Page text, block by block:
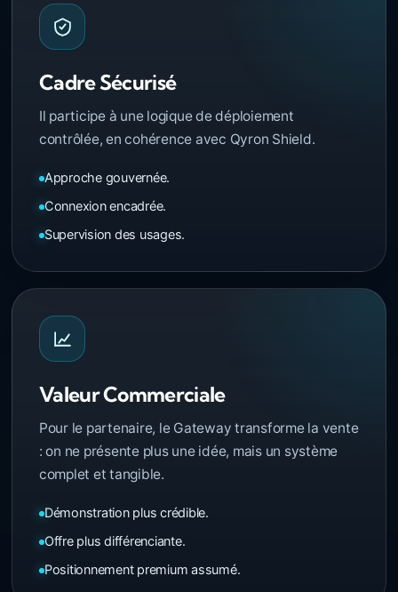
Cadre Sécurisé
Il participe à une logique de déploiement
contrôlée, en cohérence avec Qyron Shield.
Approche gouvernée.
Connexion encadrée.
Supervision des usages.
Valeur Commerciale
Pour le partenaire, le Gateway transforme la vente
: on ne présente plus une idée, mais un système
complet et tangible.
Démonstration plus crédible.
Offre plus différenciante.
Positionnement premium assumé.